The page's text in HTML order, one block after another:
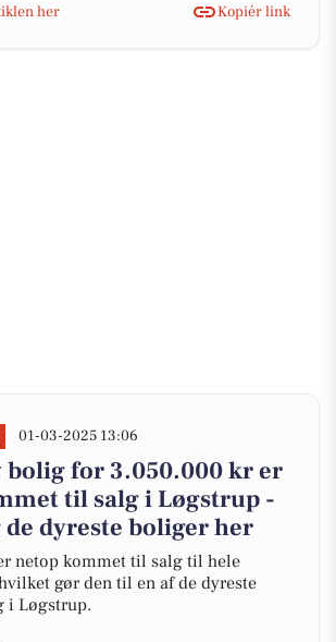
her
Kopiér link
01-03-2025 13:06
bolig for 3.050.000 kr er
til salg i Løgstrup -
de dyreste boliger her
netop kommet til salg til hele
gør den til en af de dyreste
i Løgstrup.